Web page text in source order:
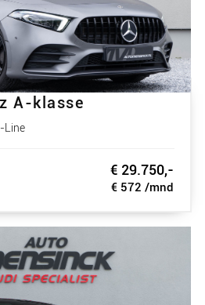
A-klasse
Line
€ 29.750,-
€ 572 /mnd